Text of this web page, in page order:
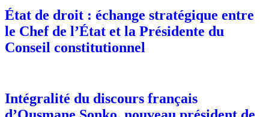
État de droit : échange stratégique entre
le Chef de l’État et la Présidente du
Conseil constitutionnel
Intégralité du discours français